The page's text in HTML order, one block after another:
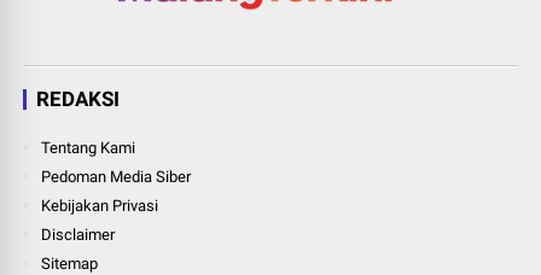
REDAKSI
Tentang Kami
Pedoman Media Siber
Kebijakan Privasi
Disclaimer
Sitemap